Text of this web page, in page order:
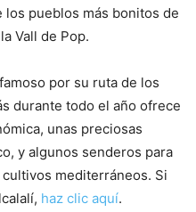
los pueblos más bonitos de
Vall de Pop.
por su ruta de los
durante todo el año ofrece
unas preciosas
y algunos senderos para
mediterráneos. Si
haz clic aquí.